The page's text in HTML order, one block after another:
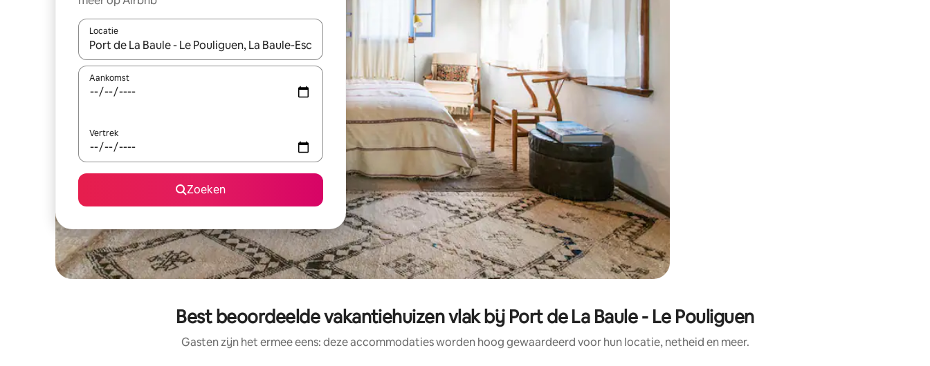
Locatie
Wanneer er suggesties beschikbaar zijn, maak je een keuze met je de pijltjestoetsen omhoog en omlaag, óf door te tikken of swipen.
Aankomst
Vertrek
Zoeken
Best beoordeelde vakantiehuizen vlak bij Port de La Baule - Le Pouliguen
Gasten zijn het ermee eens: deze accommodaties worden hoog gewaardeerd voor hun locatie, netheid en meer.